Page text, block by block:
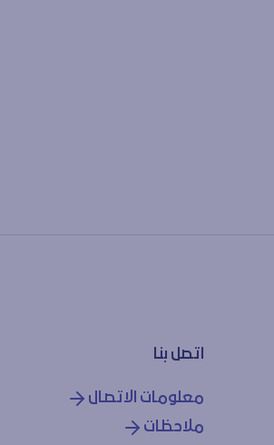
اتصل بنا
معلومات الاتصال
ملاحظات